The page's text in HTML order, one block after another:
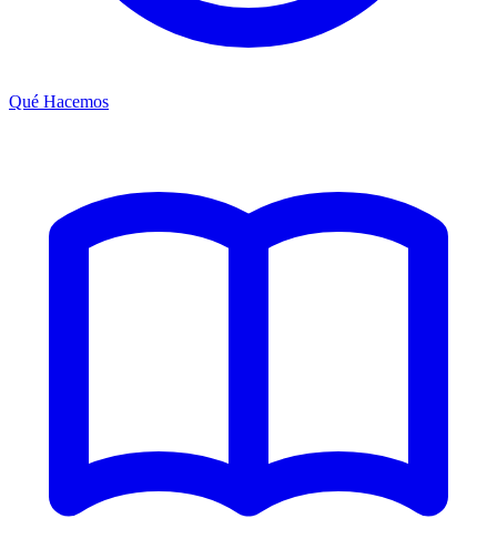
Qué Hacemos